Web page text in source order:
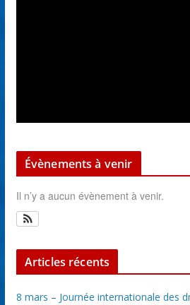
Évènements à venir
Il n’y a aucun évènement à venir.
Articles récents
8 mars – Journée internationale des